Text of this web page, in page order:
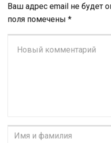
Ваш адрес email не будет
поля помечены *
комментарий*
Имя